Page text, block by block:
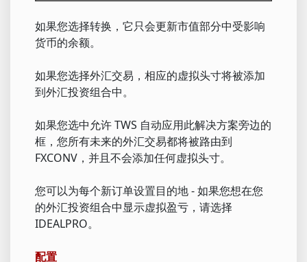
如果您选择转换，它只会更新市值部分中受影响
货币的余额。
如果您选择外汇交易，相应的虚拟头寸将被添加
到外汇投资组合中。
如果您选中允许 TWS 自动应用此解决方案旁边的
框，您所有未来的外汇交易都将被路由到
FXCONV，并且不会添加任何虚拟头寸。
您可以为每个新订单设置目的地 - 如果您想在您
的外汇投资组合中显示虚拟盈亏，请选择
IDEALPRO。
配置